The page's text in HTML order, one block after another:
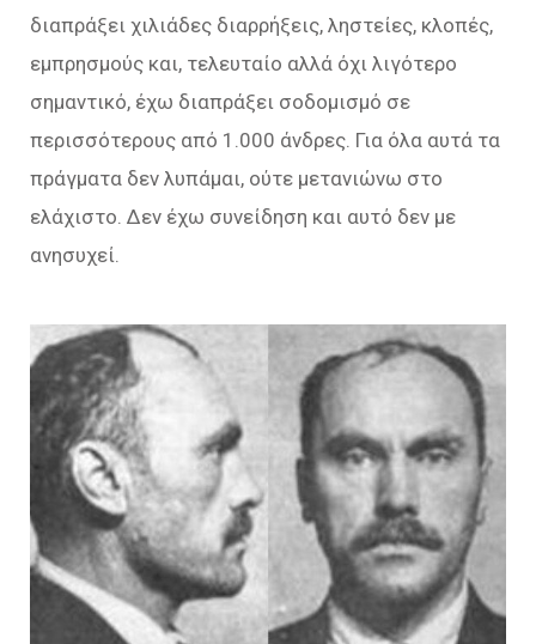
διαπράξει χιλιάδες διαρρήξεις, ληστείες, κλοπές,
εμπρησμούς και, τελευταίο αλλά όχι λιγότερο
σημαντικό, έχω διαπράξει σοδομισμό σε
περισσότερους από 1.000 άνδρες. Για όλα αυτά τα
πράγματα δεν λυπάμαι, ούτε μετανιώνω στο
ελάχιστο. Δεν έχω συνείδηση και αυτό δεν με
ανησυχεί.